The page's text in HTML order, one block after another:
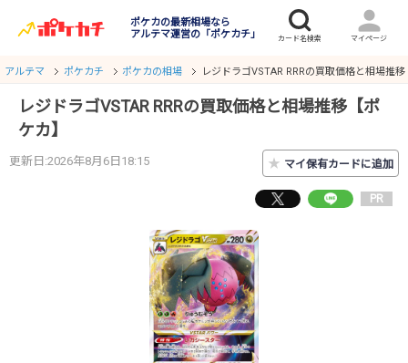
ポケカの最新相場なら
アルテマ運営の「ポケカチ」
アルテマ ポケカチ ポケカの相場 レジドラゴVSTAR RRRの買取価格と相場推
レジドラゴVSTAR RRRの買取価格と相場推移【ポ
ケカ】
更新日:2026年8月6日18:15 ★ マイ保有カードに追加
PR